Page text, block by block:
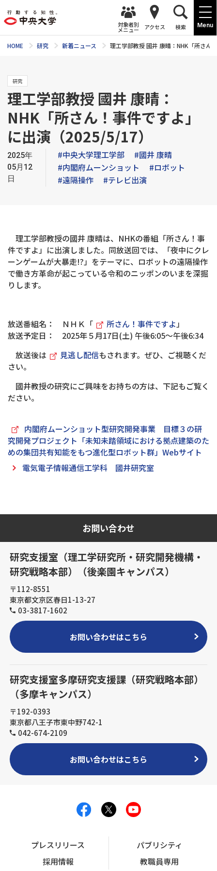
Menu
対象者別
メニュー アクセス 検索
HOME 研究 新着ニュース 理工学部教授 國井 康晴：NHK「所さ
研究
理工学部教授 國井 康晴：
NHK「所さん！事件ですよ」
に出演（2025/5/17）
2025年
05月12
日
#中央大学理工学部
#國井 康晴
#内閣府ムーンショット
#ロボット
#遠隔操作
#テレビ出演
理工学部教授の國井 康晴は、NHKの番組「所さん！事
件ですよ」に出演しました。同放送回では、「夜中にクレ
ーンゲームが大暴走!?」をテーマに、ロボットの遠隔操作
で働き方革命が起こっている令和のニッポンのいまを深掘
りします。
放送番組名： ＮＨＫ「 所さん！事件ですよ」
放送予定日： 2025年５月17日(土) 午後6:05〜午後6:34
放送後は
見逃し配信もされます。ぜひ、ご視聴くだ
さい。
國井教授の研究にご興味をお持ちの方は、下記もご覧く
ださい。
内閣府ムーンショット型研究開発事業 目標３の研
究開発プロジェクト「未知未踏領域における拠点建築のた
めの集団共有知能をもつ進化型ロボット群」Webサイト
電気電子情報通信工学科 國井研究室
お問い合わせ
研究支援室（理工学研究所・研究開発機構・
研究戦略本部）（後楽園キャンパス）
〒112-8551
東京都文京区春日1-13-27
03-3817-1602
お問い合わせはこちら
研究支援室多摩研究支援課（研究戦略本部）
（多摩キャンパス）
〒192-0393
東京都八王子市東中野742-1
042-674-2109
お問い合わせはこちら
プレスリリース
パブリシティ
採用情報
教職員専用